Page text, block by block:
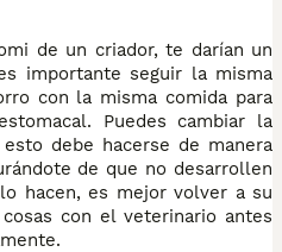
de un criador, te darían un
importante seguir la misma
con la misma comida para
Puedes cambiar la
debe hacerse de manera
de que no desarrollen
hacen, es mejor volver a su
con el veterinario antes